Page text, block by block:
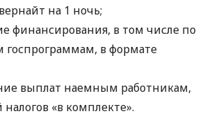
на 1 ночь;
финансирования, в том числе по
госпрограммам, в формате
выплат наемным работникам,
налогов «в комплекте».